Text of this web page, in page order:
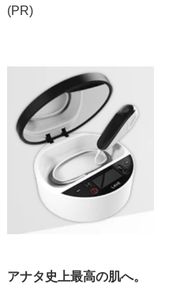
(PR)
アナタ史上最高の肌へ。